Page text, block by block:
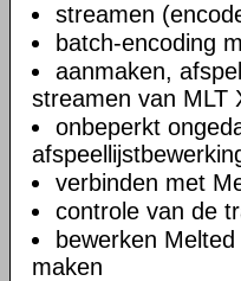
streamen
batch-encoding
aanmaken,
streamen van MLT
onbeperkt
verbinden met
controle van de
bewerken
maken